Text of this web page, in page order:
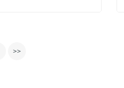
>>